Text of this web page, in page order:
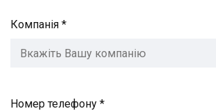
Компанія *
Номер телефону *